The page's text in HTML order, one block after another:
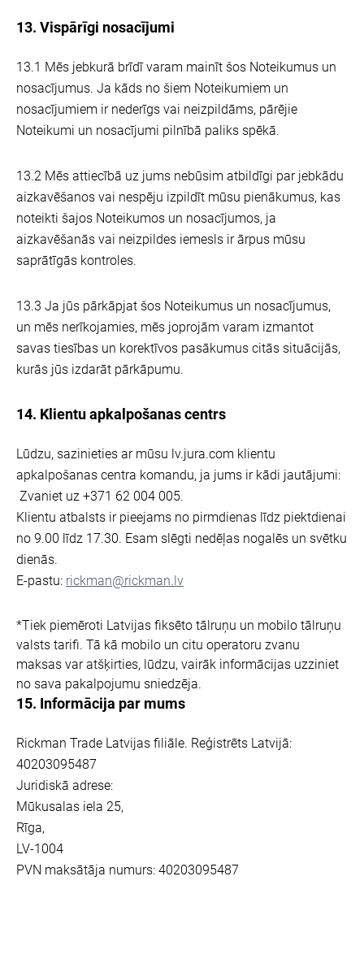
13. Vispārīgi nosacījumi
13.1 Mēs jebkurā brīdī varam mainīt šos Noteikumus un
nosacījumus. Ja kāds no šiem Noteikumiem un
nosacījumiem ir nederīgs vai neizpildāms, pārējie
Noteikumi un nosacījumi pilnībā paliks spēkā.
13.2 Mēs attiecībā uz jums nebūsim atbildīgi par jebkādu
aizkavēšanos vai nespēju izpildīt mūsu pienākumus, kas
noteikti šajos Noteikumos un nosacījumos, ja
aizkavēšanās vai neizpildes iemesls ir ārpus mūsu
saprātīgās kontroles.
13.3 Ja jūs pārkāpjat šos Noteikumus un nosacījumus,
un mēs nerīkojamies, mēs joprojām varam izmantot
savas tiesības un korektīvos pasākumus citās situācijās,
kurās jūs izdarāt pārkāpumu.
14. Klientu apkalpošanas centrs
Lūdzu, sazinieties ar mūsu lv.jura.com klientu
apkalpošanas centra komandu, ja jums ir kādi jautājumi:
Zvaniet uz +371 62 004 005.
Klientu atbalsts ir pieejams no pirmdienas līdz piektdienai
no 9.00 līdz 17.30. Esam slēgti nedēļas nogalēs un svētku
dienās.
E-pastu: rickman@rickman.lv
*Tiek piemēroti Latvijas fiksēto tālruņu un mobilo tālruņu
valsts tarifi. Tā kā mobilo un citu operatoru zvanu
maksas var atšķirties, lūdzu, vairāk informācijas uzziniet
no sava pakalpojumu sniedzēja.
15. Informācija par mums
Rickman Trade Latvijas filiāle. Reģistrēts Latvijā:
40203095487
Juridiskā adrese:
Mūkusalas iela 25,
Rīga,
LV-1004
PVN maksātāja numurs: 40203095487